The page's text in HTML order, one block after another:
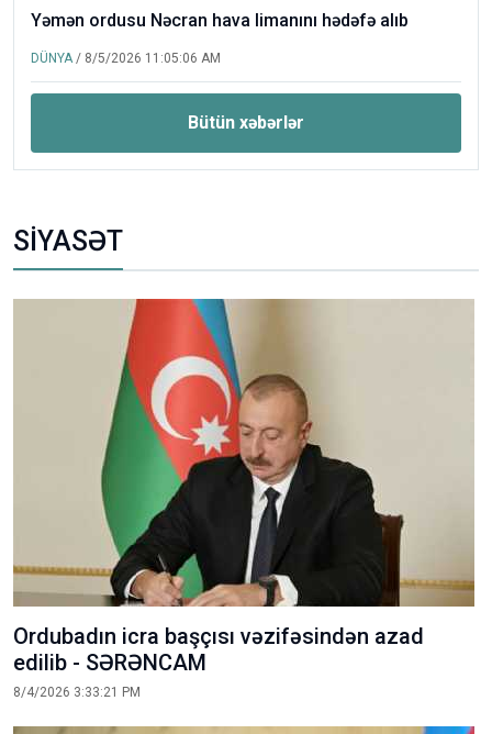
Yəmən ordusu Nəcran hava limanını hədəfə alıb
DÜNYA / 8/5/2026 11:05:06 AM
Bütün xəbərlər
SİYASƏT
Ordubadın icra başçısı vəzifəsindən azad
edilib - SƏRƏNCAM
8/4/2026 3:33:21 PM